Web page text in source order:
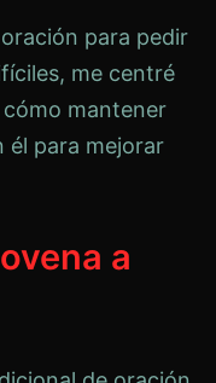
para pedir
me centré
cómo mantener
él para mejorar
a